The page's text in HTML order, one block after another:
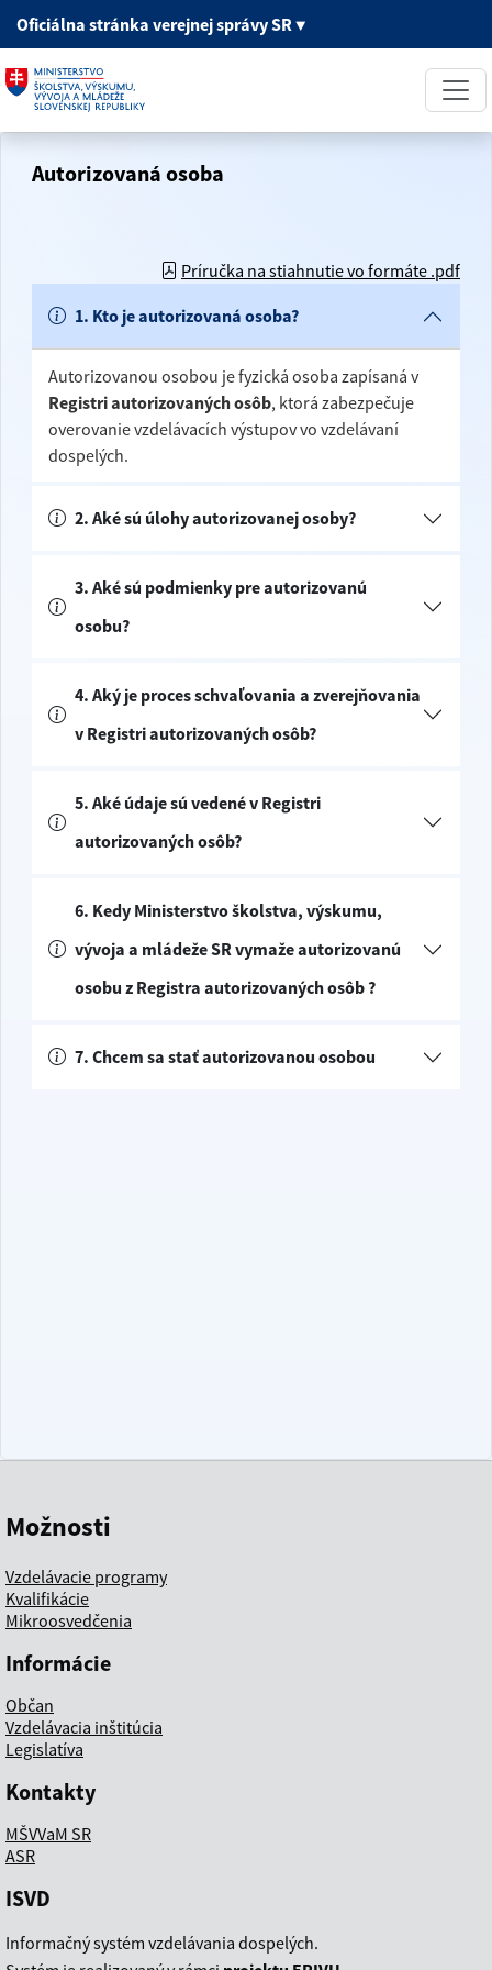
Oficiálna stránka verejnej správy SR▼
Autorizovaná osoba
Príručka na stiahnutie vo formáte .pdf
1. Kto je autorizovaná osoba?
Autorizovanou osobou je fyzická osoba zapísaná v
Registri autorizovaných osôb, ktorá zabezpečuje
overovanie vzdelávacích výstupov vo vzdelávaní
dospelých.
2. Aké sú úlohy autorizovanej osoby?
3. Aké sú podmienky pre autorizovanú
osobu?
4. Aký je proces schvaľovania a zverejňovania
v Registri autorizovaných osôb?
5. Aké údaje sú vedené v Registri
autorizovaných osôb?
6. Kedy Ministerstvo školstva, výskumu,
vývoja a mládeže SR vymaže autorizovanú
osobu z Registra autorizovaných osôb ?
7. Chcem sa stať autorizovanou osobou
Možnosti
Vzdelávacie programy
Kvalifikácie
Mikroosvedčenia
Informácie
Občan
Vzdelávacia inštitúcia
Legislatíva
Kontakty
MŠVVaM SR
ASR
ISVD
Informačný systém vzdelávania dospelých.